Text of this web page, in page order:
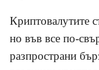
Криптовалутите
но във все по-
разпространи